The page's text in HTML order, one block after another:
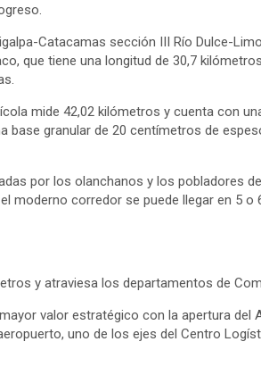
Catacamas sección III Río Dulce-
que tiene una longitud de 30,7
mide 42,02 kilómetros y cuenta con
granular de 20 centímetros de
por los olanchanos y los pobladores
moderno corredor se puede llegar en 5 o
y atraviesa los departamentos de
valor estratégico con la apertura del
uno de los ejes del Centro